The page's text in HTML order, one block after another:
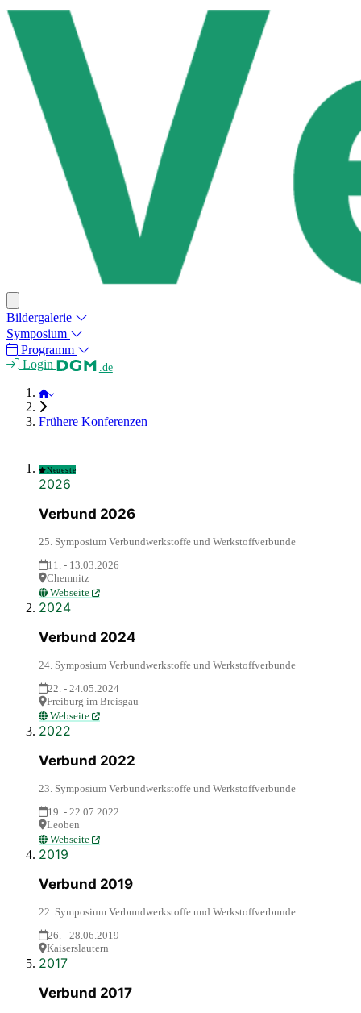
Bildergalerie
Symposium
Programm
Login
.de
Verbund 2026
Frühere Konferenzen
Neueste
2026
Verbund 2026
25. Symposium Verbundwerkstoffe und Werkstoffverbunde
11. - 13.03.2026
Chemnitz
Webseite
2024
Verbund 2024
24. Symposium Verbundwerkstoffe und Werkstoffverbunde
22. - 24.05.2024
Freiburg im Breisgau
Webseite
2022
Verbund 2022
23. Symposium Verbundwerkstoffe und Werkstoffverbunde
19. - 22.07.2022
Leoben
Webseite
2019
Verbund 2019
22. Symposium Verbundwerkstoffe und Werkstoffverbunde
26. - 28.06.2019
Kaiserslautern
2017
Verbund 2017